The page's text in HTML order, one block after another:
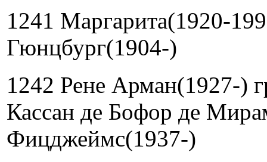
1241 Маргарита(1920-
Гюнцбург(1904-)
1242 Рене Арман(1927-)
Кассан де Бофор де
Фицджеймс(1937-)